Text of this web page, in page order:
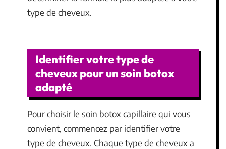
type de cheveux.
Identifier votre type de
cheveux pour un soin botox
adapté
Pour choisir le soin botox capillaire qui vous
convient, commencez par identifier votre
type de cheveux. Chaque type de cheveux a